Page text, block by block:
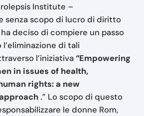
Institute –
senza scopo di lucro di diritto
deciso di compiere un passo
di tali
l’iniziativa“Empowering
in issues of health,
rights: a new
.” Lo scopo di questo
le donne Rom,